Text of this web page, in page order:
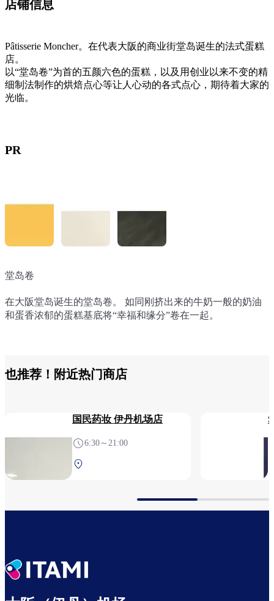
店铺信息
Pâtisserie Moncher。在代表大阪的商业街堂岛诞生的法式蛋糕
店。
以“堂岛卷”为首的五颜六色的蛋糕，以及用创业以来不变的精
细制法制作的烘焙点心等让人心动的各式点心，期待着大家的
光临。
PR
堂岛卷
在大阪堂岛诞生的堂岛卷。 如同刚挤出来的牛奶一般的奶油
和蛋香浓郁的蛋糕基底将“幸福和缘分”卷在一起。
堂岛布朗卷
＜将机场限定商品＞“堂岛卷”的奶油和比利时嘉利宝白巧克力
混合在一起，再用蛋香浓郁的湿滑蛋糕基底卷成卷。高档的美
堂岛蜂蜜蛋糕
将与堂岛有渊缘的食材“米粉”和“堂岛卷”的奶油揉合在一起，
加入金合欢蜂蜜，烤制成湿滑的蜂蜜蛋糕。其特点是甜味温
也推荐！附近热门商店
国民药妆 伊丹机场店
6:30～21:00